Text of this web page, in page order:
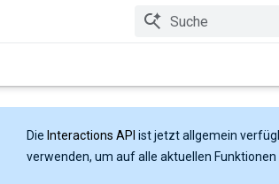
Die Interactions API ist jetzt allgemein
verwenden, um auf alle aktuellen